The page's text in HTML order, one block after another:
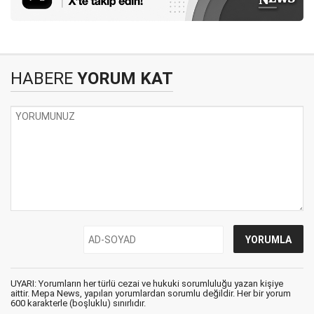
HABERE YORUM KAT
UYARI: Yorumların her türlü cezai ve hukuki sorumluluğu yazan kişiye
aittir. Mepa News, yapılan yorumlardan sorumlu değildir. Her bir yorum
600 karakterle (boşluklu) sınırlıdır.